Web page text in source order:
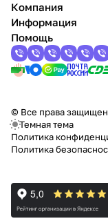
Компания
Информация
Помощь
© Все права
Темная тема
Политика
Политика